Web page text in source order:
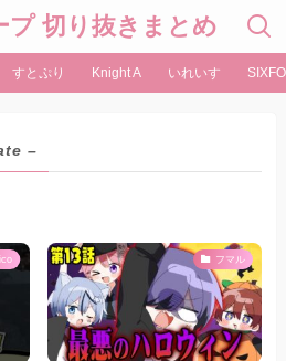
プ 切り抜きまとめ
すとぷり Knight A いれいす
–
フマル